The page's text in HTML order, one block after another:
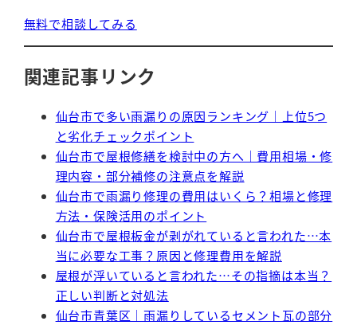
無料で相談してみる
関連記事リンク
仙台市で多い雨漏りの原因ランキング｜上位5つ
と劣化チェックポイント
仙台市で屋根修繕を検討中の方へ｜費用相場・修
理内容・部分補修の注意点を解説
仙台市で雨漏り修理の費用はいくら？相場と修理
方法・保険活用のポイント
仙台市で屋根板金が剥がれていると言われた…本
当に必要な工事？原因と修理費用を解説
屋根が浮いていると言われた…その指摘は本当？
正しい判断と対処法
仙台市青葉区｜雨漏りしているセメント瓦の部分